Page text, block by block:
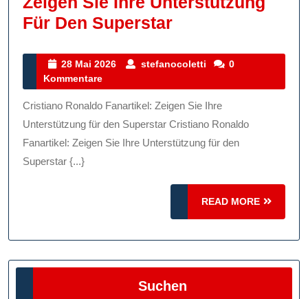
Für Den SuperstarCristiano
Fanartikel:
Sie
Ihre
Unterstützung
Den
Superstar
28 Mai 2026
28
2026
stefanocoletti stefanocoletti
0
Kommentare
Cristiano Ronaldo Fanartikel: Zeigen Sie Ihre
Unterstützung für den Superstar Cristiano Ronaldo
Fanartikel: Zeigen Sie Ihre Unterstützung für den
Superstar {...}
READ MORE
READ
MORE
Suchen